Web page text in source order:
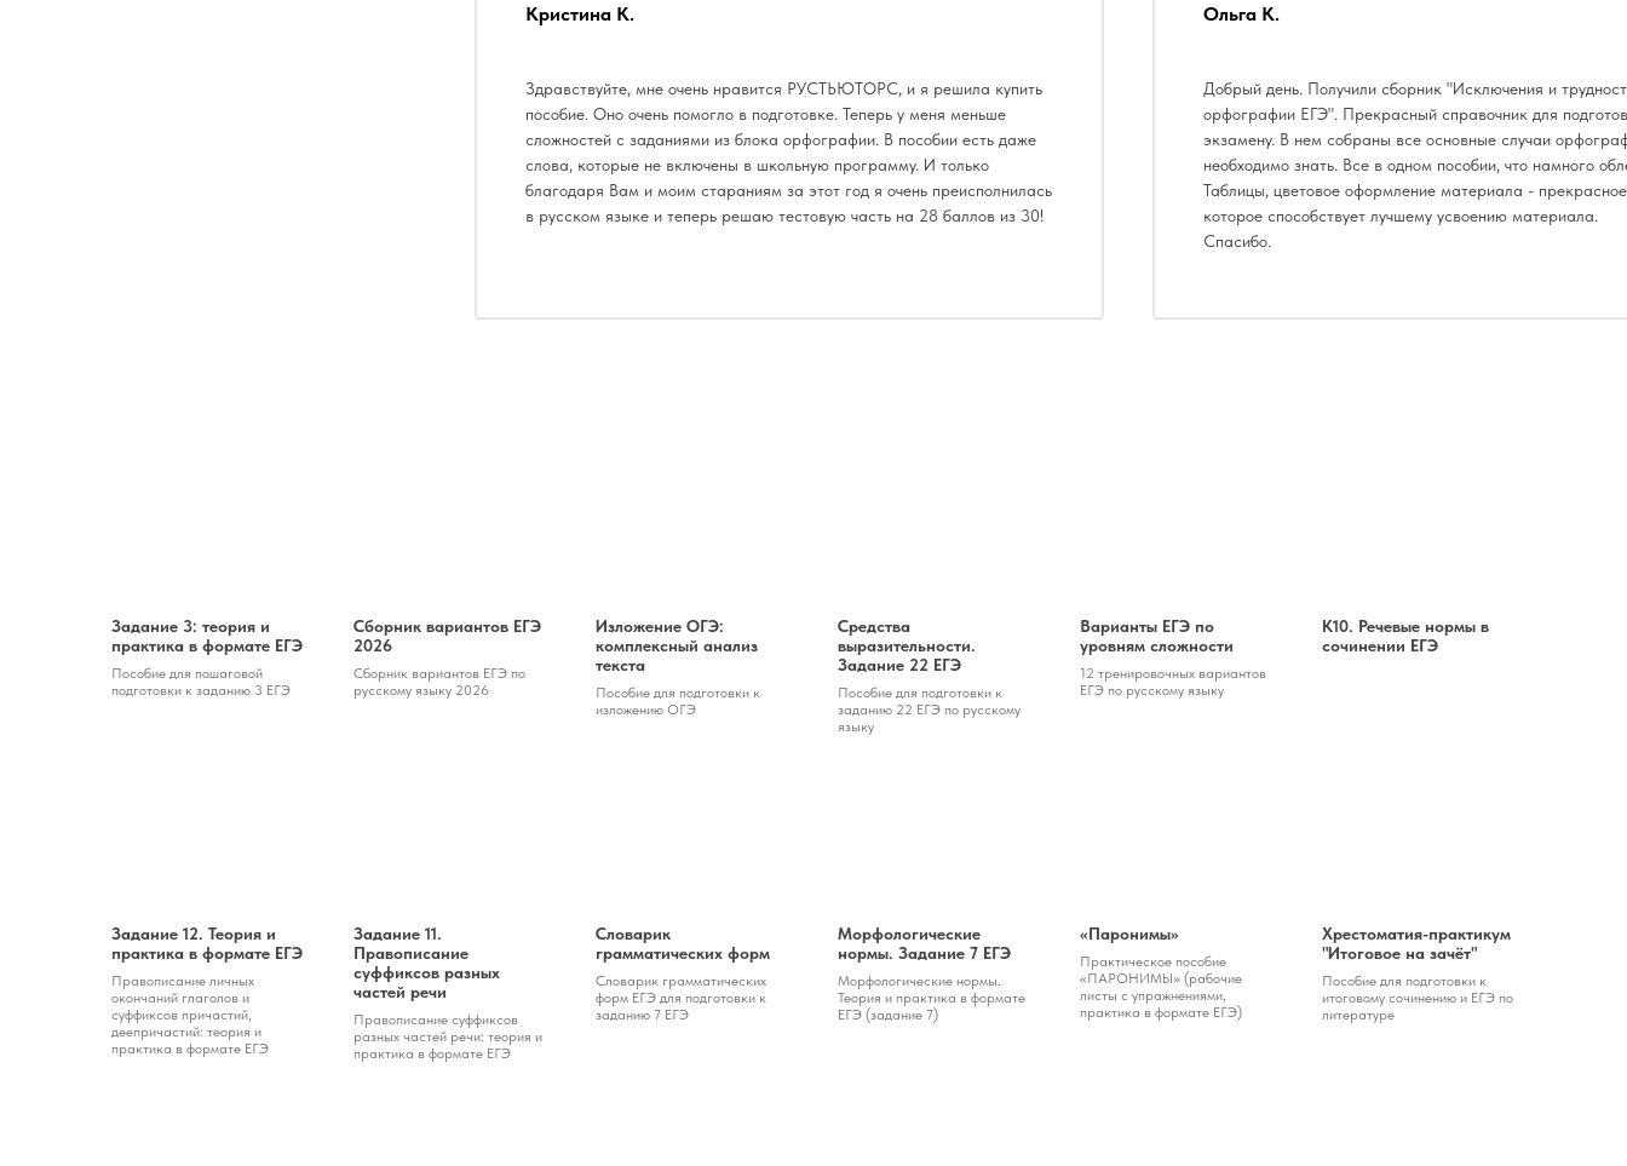
Кристина К.
Здравствуйте, мне очень нравится РУСТЬЮТОРС, и я решила купить
пособие. Оно очень помогло в подготовке. Теперь у меня меньше
сложностей с заданиями из блока орфографии. В пособии есть даже
слова, которые не включены в школьную программу. И только
благодаря Вам и моим стараниям за этот год я очень преисполнилась
в русском языке и теперь решаю тестовую часть на 28 баллов из 30!
Ольга К.
Добрый день. Получили сборник "Исключения и
орфографии ЕГЭ". Прекрасный справочник для
экзамену. В нем собраны все основные случаи
необходимо знать. Все в одном пособии, что намного
Таблицы, цветовое оформление материала -
которое способствует лучшему усвоению материала.
Спасибо.
Задание 3: теория и
практика в формате ЕГЭ
Пособие для пошаговой
подготовки к заданию 3 ЕГЭ
Сборник вариантов ЕГЭ
2026
Сборник вариантов ЕГЭ по
русскому языку 2026
Изложение ОГЭ:
комплексный анализ
текста
Пособие для подготовки к
изложению ОГЭ
Средства
выразительности.
Задание 22 ЕГЭ
Пособие для подготовки к
заданию 22 ЕГЭ по русскому
языку
Варианты ЕГЭ по
уровням сложности
12 тренировочных вариантов
ЕГЭ по русскому языку
К10. Речевые нормы в
сочинении ЕГЭ
Задание 12. Теория и
практика в формате ЕГЭ
Правописание личных
окончаний глаголов и
суффиксов причастий,
деепричастий: теория и
практика в формате ЕГЭ
Задание 11.
Правописание
суффиксов разных
частей речи
Правописание суффиксов
разных частей речи: теория и
практика в формате ЕГЭ
Словарик
грамматических форм
Словарик грамматических
форм ЕГЭ для подготовки к
заданию 7 ЕГЭ
Морфологические
нормы. Задание 7 ЕГЭ
Морфологические нормы.
Теория и практика в формате
ЕГЭ (задание 7)
«Паронимы»
Практическое пособие
«ПАРОНИМЫ» (рабочие
листы с упражнениями,
практика в формате ЕГЭ)
Хрестоматия-практикум
"Итоговое на зачёт"
Пособие для подготовки к
итоговому сочинению и ЕГЭ по
литературе